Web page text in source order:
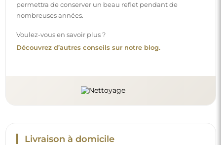
permettra de conserver un beau reflet pendant de
nombreuses années.
Voulez-vous en savoir plus ?
Découvrez d’autres conseils sur notre blog.
Livraison à domicile